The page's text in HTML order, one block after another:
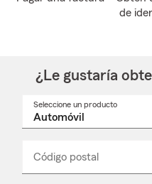
de
¿Le gustaría
Seleccione un producto
Código postal
_____